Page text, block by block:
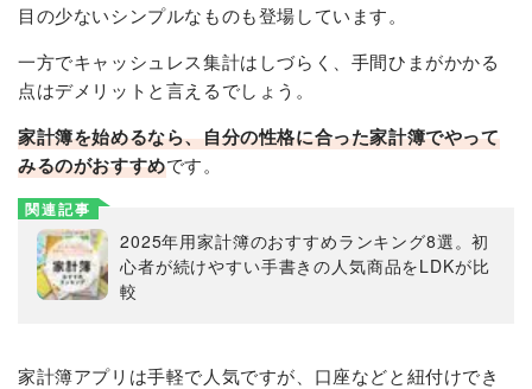
目の少ないシンプルなものも登場しています。
一方でキャッシュレス集計はしづらく、手間ひまがかかる
点はデメリットと言えるでしょう。
家計簿を始めるなら、自分の性格に合った家計簿でやって
みるのがおすすめです。
関連記事
2025年用家計簿のおすすめランキング8選。初
心者が続けやすい手書きの人気商品をLDKが比
較
家計簿アプリは手軽で人気ですが、口座などと紐付けでき